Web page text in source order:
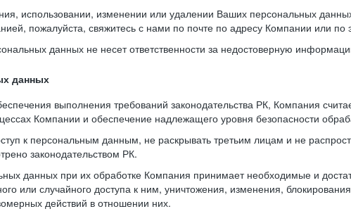
использовании, изменении или удалении Ваших персональных
пожалуйста, свяжитесь с нами по почте по адресу Компании или по
данных не несет ответственности за недостоверную
данных
выполнения требований законодательства РК, Компания
Компании и обеспечение надлежащего уровня безопасности
к персональным данным, не раскрывать третьим лицам и не
законодательством РК.
данных при их обработке Компания принимает необходимые и
или случайного доступа к ним, уничтожения, изменения,
действий в отношении них.